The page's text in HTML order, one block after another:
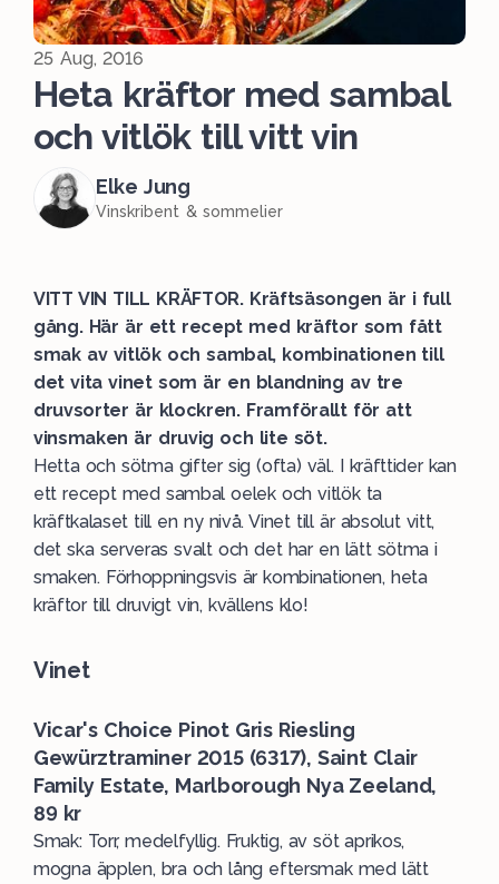
25 Aug, 2016
Heta kräftor med sambal
och vitlök till vitt vin
Elke Jung
Vinskribent & sommelier
VITT VIN TILL KRÄFTOR. Kräftsäsongen är i full
gång. Här är ett recept med kräftor som fått
smak av vitlök och sambal, kombinationen till
det vita vinet som är en blandning av tre
druvsorter är klockren. Framförallt för att
vinsmaken är druvig och lite söt.
Hetta och sötma gifter sig (ofta) väl. I kräfttider kan
ett recept med sambal oelek och vitlök ta
kräftkalaset till en ny nivå. Vinet till är absolut vitt,
det ska serveras svalt och det har en lätt sötma i
smaken. Förhoppningsvis är kombinationen, heta
kräftor till druvigt vin, kvällens klo!
Vinet
Vicar's Choice Pinot Gris Riesling
Gewürztraminer 2015 (6317), Saint Clair
Family Estate, Marlborough Nya Zeeland,
89 kr
Smak: Torr, medelfyllig. Fruktig, av söt aprikos,
mogna äpplen, bra och lång eftersmak med lätt